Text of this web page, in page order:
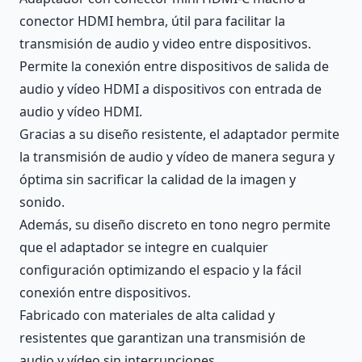
conector HDMI hembra, útil para facilitar la
transmisión de audio y video entre dispositivos.
Permite la conexión entre dispositivos de salida de
audio y vídeo HDMI a dispositivos con entrada de
audio y vídeo HDMI.
Gracias a su diseño resistente, el adaptador permite
la transmisión de audio y vídeo de manera segura y
óptima sin sacrificar la calidad de la imagen y
sonido.
Además, su diseño discreto en tono negro permite
que el adaptador se integre en cualquier
configuración optimizando el espacio y la fácil
conexión entre dispositivos.
Fabricado con materiales de alta calidad y
resistentes que garantizan una transmisión de